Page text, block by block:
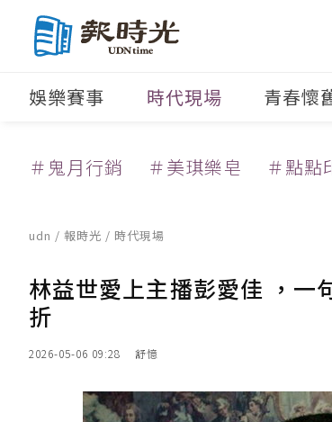
娛樂賽事 時代現場 青春懷
＃鬼月行銷 ＃美琪樂皂 ＃點點
udn / 報時光 / 時代現場
林益世愛上主播彭愛佳 ，一
折
2026-05-06 09:28 舒憶